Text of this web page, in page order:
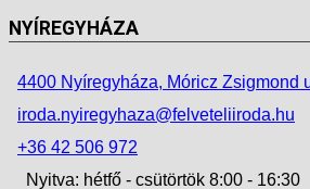
NYÍREGYHÁZA
4400 Nyíregyháza, Móricz Zsigmond
iroda.nyiregyhaza@felveteliiroda.hu
+36 42 506 972
Nyitva: hétfő - csütörtök 8:00 - 16:30